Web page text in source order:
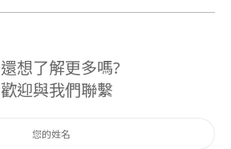
還想了解更多嗎?
歡迎與我們聯繫